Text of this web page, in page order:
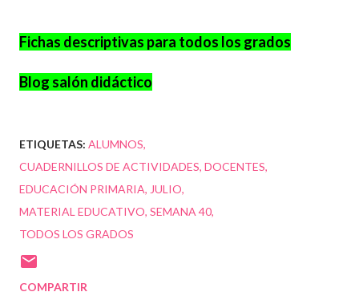
Fichas descriptivas para todos los grados
Blog salón didáctico
ETIQUETAS: ALUMNOS
CUADERNILLOS DE ACTIVIDADES DOCENTES
EDUCACIÓN PRIMARIA JULIO
MATERIAL EDUCATIVO SEMANA 40
TODOS LOS GRADOS
COMPARTIR